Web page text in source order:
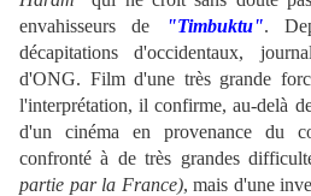
envahisseurs de
"Timbuktu".
décapitations d'occidentaux,
d'ONG. Film d'une très grande
l'interprétation, il confirme, au-delà
d'un cinéma en provenance du
confronté à de très grandes
partie par la France), mais d'une